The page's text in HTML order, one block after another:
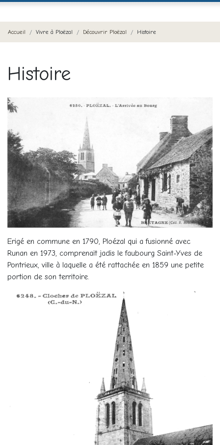
Accueil Vivre à Ploëzal Découvrir Ploëzal Histoire
Histoire
Erigé en commune en 1790, Ploézal qui a fusionné avec
Runan en 1973, comprenait jadis le faubourg Saint-Yves de
Pontrieux, ville à laquelle a été rattachée en 1859 une petite
portion de son territoire.